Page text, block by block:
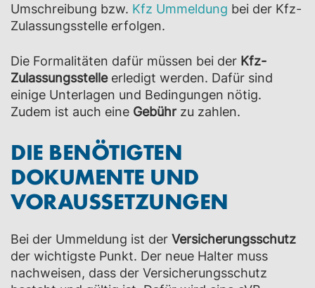
Umschreibung bzw. Kfz Ummeldung bei der Kfz-
Zulassungsstelle erfolgen.
Die Formalitäten dafür müssen bei der Kfz-
Zulassungsstelleerledigt werden. Dafür sind
einige Unterlagen und Bedingungen nötig.
Zudem ist auch eine Gebühr zu zahlen.
DIE BENÖTIGTEN
DOKUMENTE UND
VORAUSSETZUNGEN
Bei der Ummeldung ist der Versicherungsschutz
der wichtigste Punkt. Der neue Halter muss
nachweisen, dass der Versicherungsschutz